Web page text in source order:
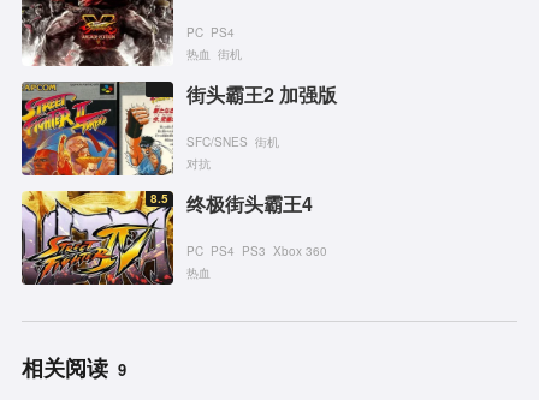
PC PS4
热血 街机
街头霸王2 加强版
SFC/SNES 街机
对抗
8.5 终极街头霸王4
PC PS4 PS3 Xbox 360
热血
相关阅读 9